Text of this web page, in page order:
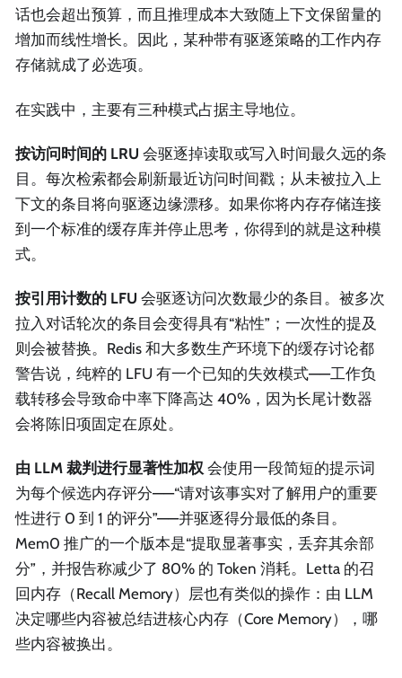
话也会超出预算，而且推理成本大致随上下文保留量的
增加而线性增长。因此，某种带有驱逐策略的工作内存
存储就成了必选项。
在实践中，主要有三种模式占据主导地位。
按访问时间的 LRU 会驱逐掉读取或写入时间最久远的条
目。每次检索都会刷新最近访问时间戳；从未被拉入上
下文的条目将向驱逐边缘漂移。如果你将内存存储连接
到一个标准的缓存库并停止思考，你得到的就是这种模
式。
按引用计数的 LFU 会驱逐访问次数最少的条目。被多次
拉入对话轮次的条目会变得具有“粘性”；一次性的提及
则会被替换。Redis 和大多数生产环境下的缓存讨论都
警告说，纯粹的 LFU 有一个已知的失效模式——工作负
载转移会导致命中率下降高达 40%，因为长尾计数器
会将陈旧项固定在原处。
由 LLM 裁判进行显著性加权 会使用一段简短的提示词
为每个候选内存评分——“请对该事实对了解用户的重要
性进行 0 到 1 的评分”——并驱逐得分最低的条目。
Mem0 推广的一个版本是“提取显著事实，丢弃其余部
分”，并报告称减少了 80% 的 Token 消耗。Letta 的召
回内存（Recall Memory）层也有类似的操作：由 LLM
决定哪些内容被总结进核心内存（Core Memory），哪
些内容被换出。